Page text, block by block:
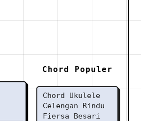
Chord Populer
Chord Ukulele
Celengan Rindu
Fiersa Besari